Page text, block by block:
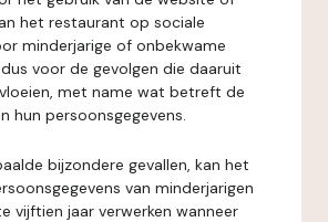
het restaurant op sociale
minderjarige of onbekwame
voor de gevolgen die daaruit
met name wat betreft de
hun persoonsgegevens.
bijzondere gevallen, kan het
van minderjarigen
vijftien jaar verwerken wanneer